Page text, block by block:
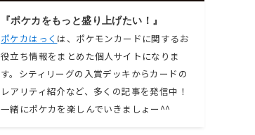
『ポケカをもっと盛り上げたい！』
ポケカはっく は、ポケモンカードに関するお
役立ち情報をまとめた個人サイトになりま
す。シティリーグの入賞デッキからカードの
レアリティ紹介など、多くの記事を発信中！
一緒にポケカを楽しんでいきましょー^^